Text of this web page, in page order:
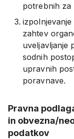
potrebnih za
zahtev
uveljavljanje
sodnih
upravnih
poravnave.
Pravna
in obvezna/
podatkov